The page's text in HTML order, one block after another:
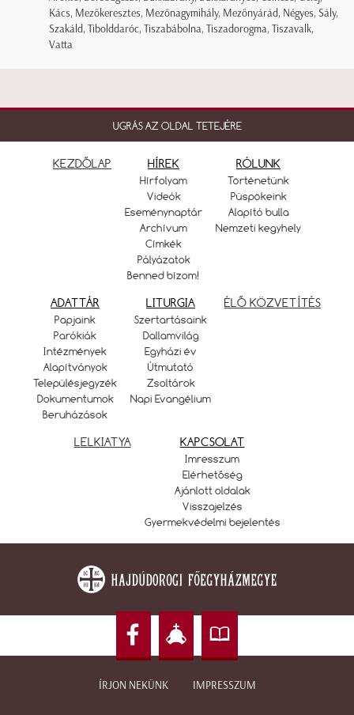
Kács, Mezőkeresztes, Mezőnagymihály, Mezőnyárád, Négyes, Sály,
Szakáld, Tibolddaróc, Tiszabábolna, Tiszadorogma, Tiszavalk,
Vatta
UGRÁS AZ OLDAL TETEJÉRE
KEZDŐLAP HÍREK
Hírfolyam
Videók
Eseménynaptár
Archívum
Címkék
Pályázatok
Benned bízom!
RÓLUNK
Történetünk
Püspökeink
Alapító bulla
Nemzeti kegyhely
ADATTÁR
Papjaink
Parókiák
Intézmények
Alapítványok
Településjegyzék
Dokumentumok
Beruházások
LITURGIA
Szertartásaink
Dallamvilág
Egyházi év
Útmutató
Zsoltárok
Napi Evangélium
ÉLŐ KÖZVETÍTÉS
LELKIATYA KAPCSOLAT
Imresszum
Elérhetőség
Ajánlott oldalak
Visszajelzés
Gyermekvédelmi bejelentés
ÍRJON NEKÜNK IMPRESSZUM